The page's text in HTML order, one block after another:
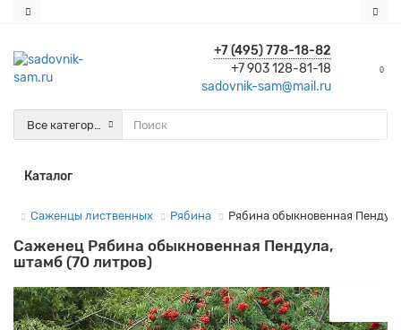
+7 (495) 778-18-82
+7 903 128-81-18
sadovnik-sam@mail.ru
0
Все категории
Каталог
Саженцы лиственных Рябина Рябина обыкновенная
Саженец Рябина обыкновенная Пендула,
штамб (70 литров)